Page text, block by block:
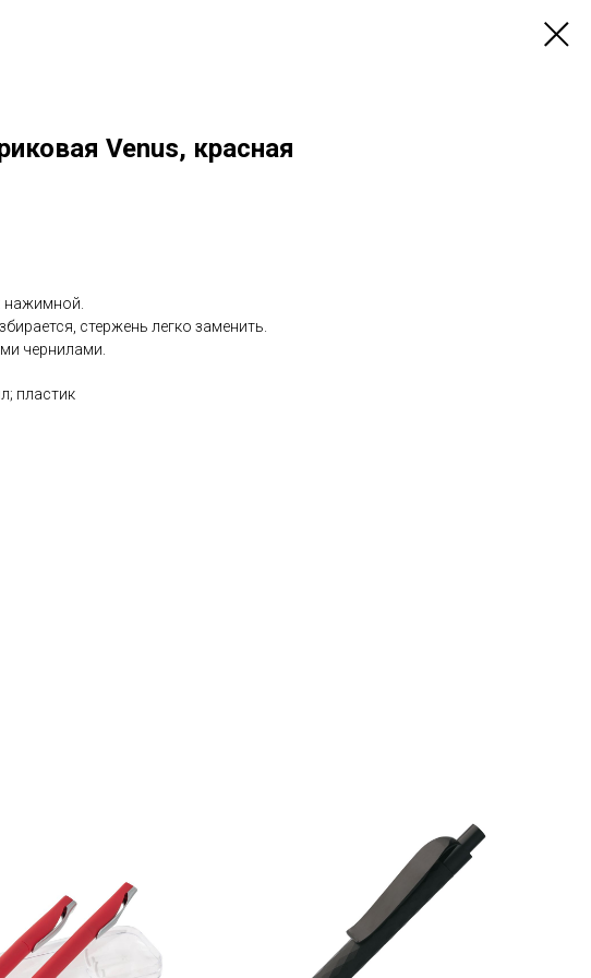
Venus, красная
нажимной.
стержень легко заменить.
чернилами.
пластик